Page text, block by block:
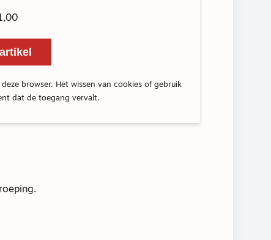
browser. Het wissen van cookies of gebruik
dat de toegang vervalt.